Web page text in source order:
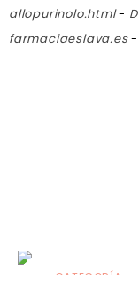
allopurinolo.html-
farmaciaeslava.es-
CATEGORÍA